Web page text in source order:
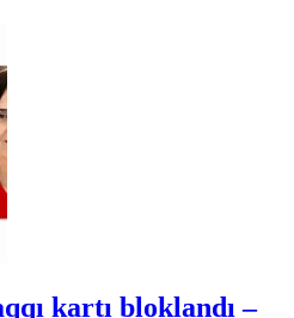
kartı bloklandı –